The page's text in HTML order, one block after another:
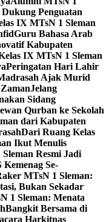
Penguatan
IX MTsN 1 Sleman
Guru Bahasa Arab
Kabupaten
IX MTsN 1 Sleman
Peringatan Hari Lahir
Ajak Murid
Jelang
Sidang
Qurban ke Sekolah
dari Kabupaten
Dari Ruang Kelas
Ikut Menulis
Resmi Jadi
Se-
MTsN 1 Sleman:
Bukan Sekadar
1 Sleman: Menata
Bangkit Bersama di
Harkitnas